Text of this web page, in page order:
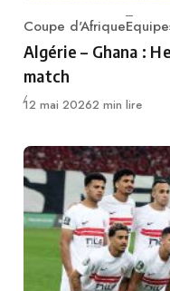
Category
Coupe d'Afrique
Algérie – Ghana :
match
Publié
12 mai 20262 min lire